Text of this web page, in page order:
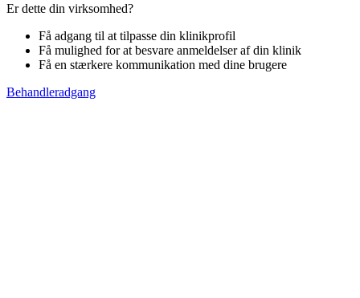
Er dette din virksomhed?
Få adgang til at tilpasse din klinikprofil
Få mulighed for at besvare anmeldelser af din klinik
Få en stærkere kommunikation med dine brugere
Behandleradgang